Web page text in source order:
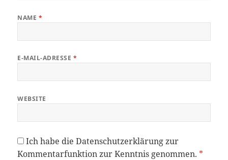
NAME *
E-MAIL-ADRESSE *
WEBSITE
Ich habe dieDatenschutzerklärungzur
Kommentarfunktion zur Kenntnis genommen. *